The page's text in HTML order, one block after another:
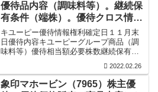
優待品内容（調味料等）。継続保
有条件（端株）。優待クロス情
報。
キユーピー優待情報権利確定日１１月末
日優待内容キユーピーグループ商品（調
味料等）優待相当額必要株数継続保有半
円相当1500円相当500株以上3000円相当
5000円相当継続保有条件（端株）端株を
半年...
2022.02.26
象印マホービン（7965）株主優